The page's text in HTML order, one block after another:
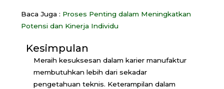
Baca Juga : Proses Penting dalam Meningkatkan
Potensi dan Kinerja Individu
Kesimpulan
Meraih kesuksesan dalam karier manufaktur
membutuhkan lebih dari sekadar
pengetahuan teknis. Keterampilan dalam